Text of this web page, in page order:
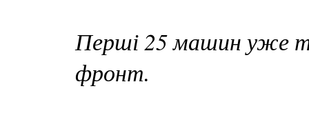
Перші 25 машин уже
фронт.